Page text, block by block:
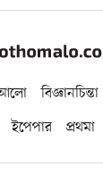
বিজ্ঞানচিন্তা
ইপেপার প্রথমা